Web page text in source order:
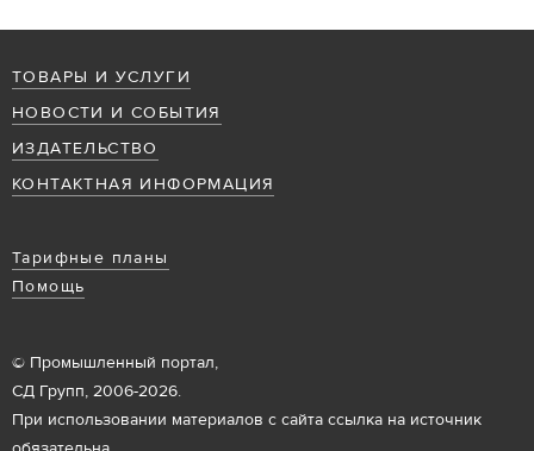
ТОВАРЫ И УСЛУГИ
НОВОСТИ И СОБЫТИЯ
ИЗДАТЕЛЬСТВО
КОНТАКТНАЯ ИНФОРМАЦИЯ
Тарифные планы
Помощь
© Промышленный портал,
СД Групп, 2006-2026.
При использовании материалов с сайта ссылка на источник